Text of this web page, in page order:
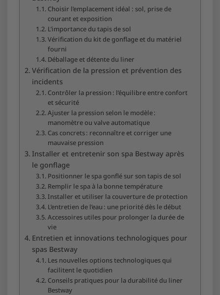
Choisir l’emplacement idéal : sol, prise de
courant et exposition
L’importance du tapis de sol
Vérification du kit de gonflage et du matériel
fourni
Déballage et détente du liner
Vérification de la pression et prévention des
incidents
Contrôler la pression : l’équilibre entre confort
et sécurité
Ajuster la pression selon le modèle :
manomètre ou valve automatique
Cas concrets : reconnaître et corriger une
mauvaise pression
Installer et entretenir son spa Bestway après
le gonflage
Positionner le spa gonflé sur son tapis de sol
Remplir le spa à la bonne température
Installer et utiliser la couverture de protection
L’entretien de l’eau : une priorité dès le début
Accessoires utiles pour prolonger la durée de
vie
Entretien et innovations technologiques pour
spas Bestway
Les nouvelles options technologiques qui
facilitent le quotidien
Conseils pratiques pour la durabilité du liner
Bestway